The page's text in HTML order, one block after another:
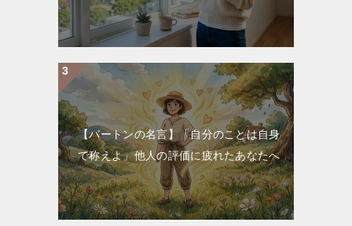
【バートンの名言】「自分のことは自身
で称えよ」他人の評価に疲れたあなたへ